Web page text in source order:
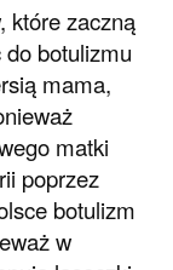
które zaczną
botulizmu
mama,
matki
poprzez
botulizm
w